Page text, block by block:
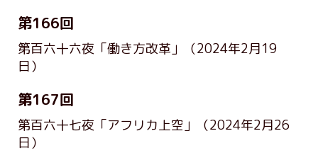
第166回
第百六十六夜「働き方改革」
（2024年2月19
日）
第167回
第百六十七夜「アフリカ上空」
（2024年2月26
日）